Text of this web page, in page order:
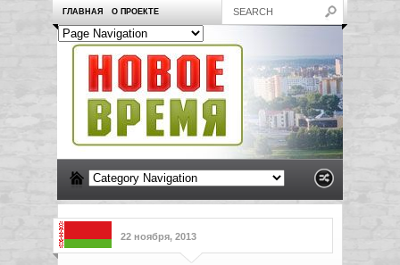
ГЛАВНАЯ О ПРОЕКТЕ
22 ноября, 2013